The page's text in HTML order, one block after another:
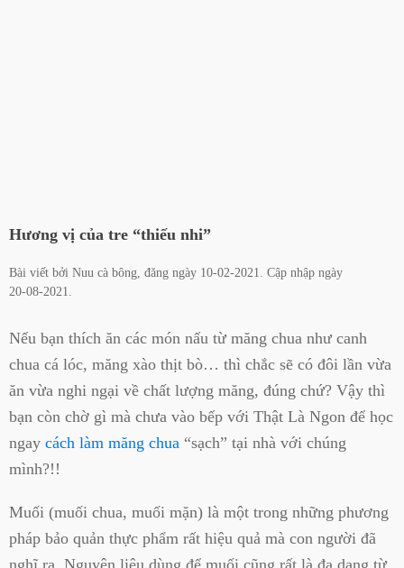
Hương vị của tre “thiếu nhi”
Bài viết bởi Nuu cà bông, đăng ngày 10-02-2021. Cập nhập ngày
20-08-2021.
Nếu bạn thích ăn các món nấu từ măng chua như canh
chua cá lóc, măng xào thịt bò… thì chắc sẽ có đôi lần vừa
ăn vừa nghi ngại về chất lượng măng, đúng chứ? Vậy thì
bạn còn chờ gì mà chưa vào bếp với Thật Là Ngon để học
ngay cách làm măng chua “sạch” tại nhà với chúng
mình?!!
Muối (muối chua, muối mặn) là một trong những phương
pháp bảo quản thực phẩm rất hiệu quả mà con người đã
nghĩ ra. Nguyên liệu dùng để muối cũng rất là đa dạng từ